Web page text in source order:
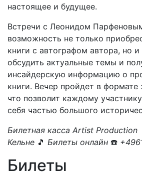
настоящее и будущее.
Встречи с Леонидом
возможность не только
книги с автографом автора, но
обсудить актуальные темы и
инсайдерскую информацию о
книги. Вечер пройдет в
что позволит каждому
себя частью большого
Билетная касса Artist Production
Кельне 🎵 Билеты онлайн ☎️
Билеты